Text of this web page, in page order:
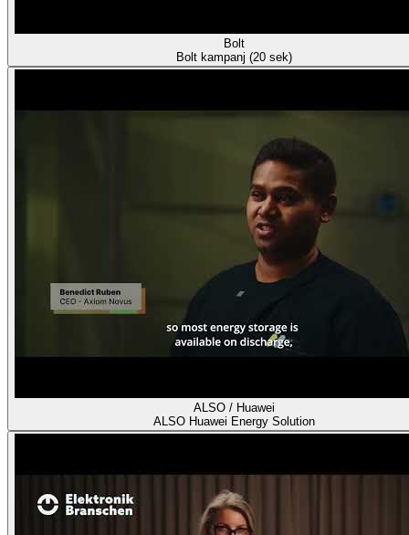
Bolt
Bolt kampanj (20 sek)
ALSO / Huawei
ALSO Huawei Energy Solution